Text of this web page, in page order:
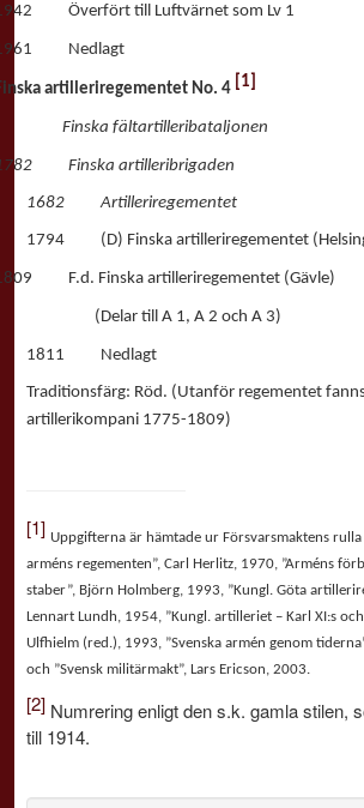
Överfört till Luftvärnet som Lv 1
Nedlagt
artilleriregementet No. 4 [1]
fältartilleribataljonen
Finska artilleribrigaden
1682 Artilleriregementet
1794 (D) Finska artilleriregementet
F.d. Finska artilleriregementet (Gävle)
(Delar till A 1, A 2 och A 3)
1811 Nedlagt
Traditionsfärg: Röd. (Utanför regementet
artillerikompani 1775-1809)
[1] Uppgifterna är hämtade ur Försvarsmaktens rulla
arméns regementen”, Carl Herlitz, 1970, ”Arméns
staber”, Björn Holmberg, 1993, ”Kungl. Göta
Lennart Lundh, 1954, ”Kungl. artilleriet – Karl XI:s och
Ulfhielm (red.), 1993, ”Svenska armén genom
och ”Svensk militärmakt”, Lars Ericson, 2003.
[2] Numrering enligt den s.k. gamla stilen,
till 1914.